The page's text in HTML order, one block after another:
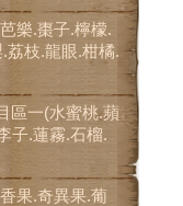
樂.棗子.檸檬.
荔枝.龍眼.柑橘.
區一(水蜜桃.蘋
子.蓮霧.石榴.
果.奇異果.葡